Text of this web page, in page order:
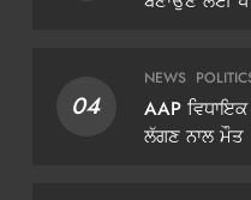
04
NEWS
AAP
ਲੱਗਣ ਨਾਲ ਮੌਤ